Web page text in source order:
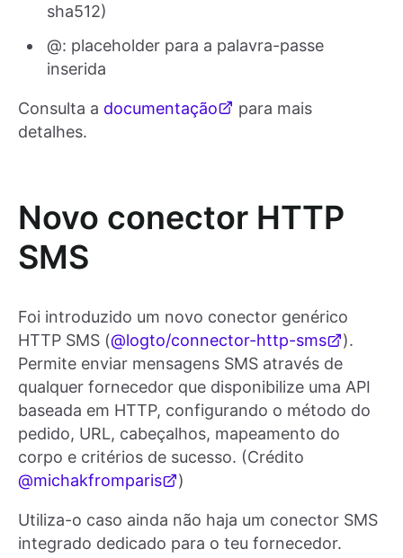
sha512)
@: placeholder para a palavra-passe
inserida
Consulta a documentação
para mais
detalhes.
Novo conector HTTP
SMS
Foi introduzido um novo conector genérico
HTTP SMS (@logto/connector-http-sms
).
Permite enviar mensagens SMS através de
qualquer fornecedor que disponibilize uma API
baseada em HTTP, configurando o método do
pedido, URL, cabeçalhos, mapeamento do
corpo e critérios de sucesso. (Crédito
@michakfromparis
)
Utiliza-o caso ainda não haja um conector SMS
integrado dedicado para o teu fornecedor.